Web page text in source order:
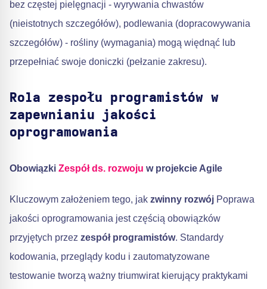
bez częstej pielęgnacji - wyrywania chwastów
(nieistotnych szczegółów), podlewania (dopracowywania
szczegółów) - rośliny (wymagania) mogą więdnąć lub
przepełniać swoje doniczki (pełzanie zakresu).
Rola zespołu programistów w
zapewnianiu jakości
oprogramowania
Obowiązki Zespół ds. rozwoju w projekcie Agile
Kluczowym założeniem tego, jak zwinny rozwój Poprawa
jakości oprogramowania jest częścią obowiązków
przyjętych przez zespół programistów. Standardy
kodowania, przeglądy kodu i zautomatyzowane
testowanie tworzą ważny triumwirat kierujący praktykami